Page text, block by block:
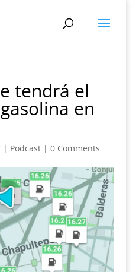
tendrá el
en
| Podcast| 0 Comments